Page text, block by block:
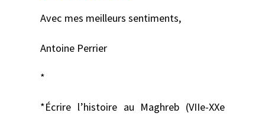
Avec mes meilleurs sentiments,
Antoine Perrier
*
*Écrire l’histoire au Maghreb (VIIe-XXe